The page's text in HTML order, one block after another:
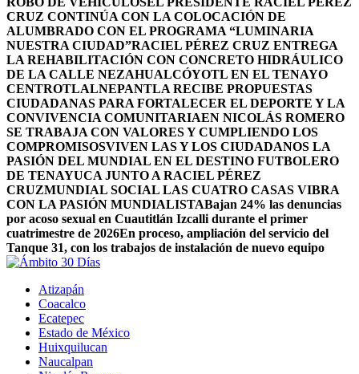
CRUZ CONTINÚA CON LA COLOCACIÓN DE
ALUMBRADO CON EL PROGRAMA “LUMINARIA
NUESTRA CIUDAD”RACIEL PÉREZ CRUZ ENTREGA
LA REHABILITACIÓN CON CONCRETO HIDRÁULICO
DE LA CALLE NEZAHUALCÓYOTL EN EL TENAYO
CENTROTLALNEPANTLA RECIBE PROPUESTAS
CIUDADANAS PARA FORTALECER EL DEPORTE Y LA
CONVIVENCIA COMUNITARIAEN NICOLÁS ROMERO
SE TRABAJA CON VALORES Y CUMPLIENDO LOS
COMPROMISOSVIVEN LAS Y LOS CIUDADANOS LA
PASIÓN DEL MUNDIAL EN EL DESTINO FUTBOLERO
DE TENAYUCA JUNTO A RACIEL PÉREZ
CRUZMUNDIAL SOCIAL LAS CUATRO CASAS VIBRA
CON LA PASIÓN MUNDIALISTABajan 24% las denuncias
por acoso sexual en Cuautitlán Izcalli durante el primer
cuatrimestre de 2026En proceso, ampliación del servicio del
Tanque 31, con los trabajos de instalación de nuevo equipo
Atizapán
Coacalco
Ecatepec
Estado de México
Huixquilucan
Naucalpan